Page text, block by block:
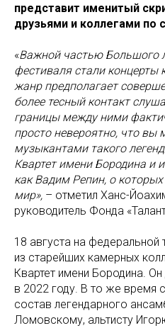
представит именитый
друзьями и коллегами по
«Важной частью Большого
фестиваля стали
жанр предполагает
более тесный контакт
границы между ними
просто невероятно, что вы
музыкантами такого
Квартет имени Бородина и
как Вадим Репин, о которых
мир», – отметил Ханс-
руководитель Фонда
18 августа на федеральной
из старейших камерных
Квартет имени Бородина.
в 2022 году. В то же время
состав легендарного
Ломовскому, альтисту